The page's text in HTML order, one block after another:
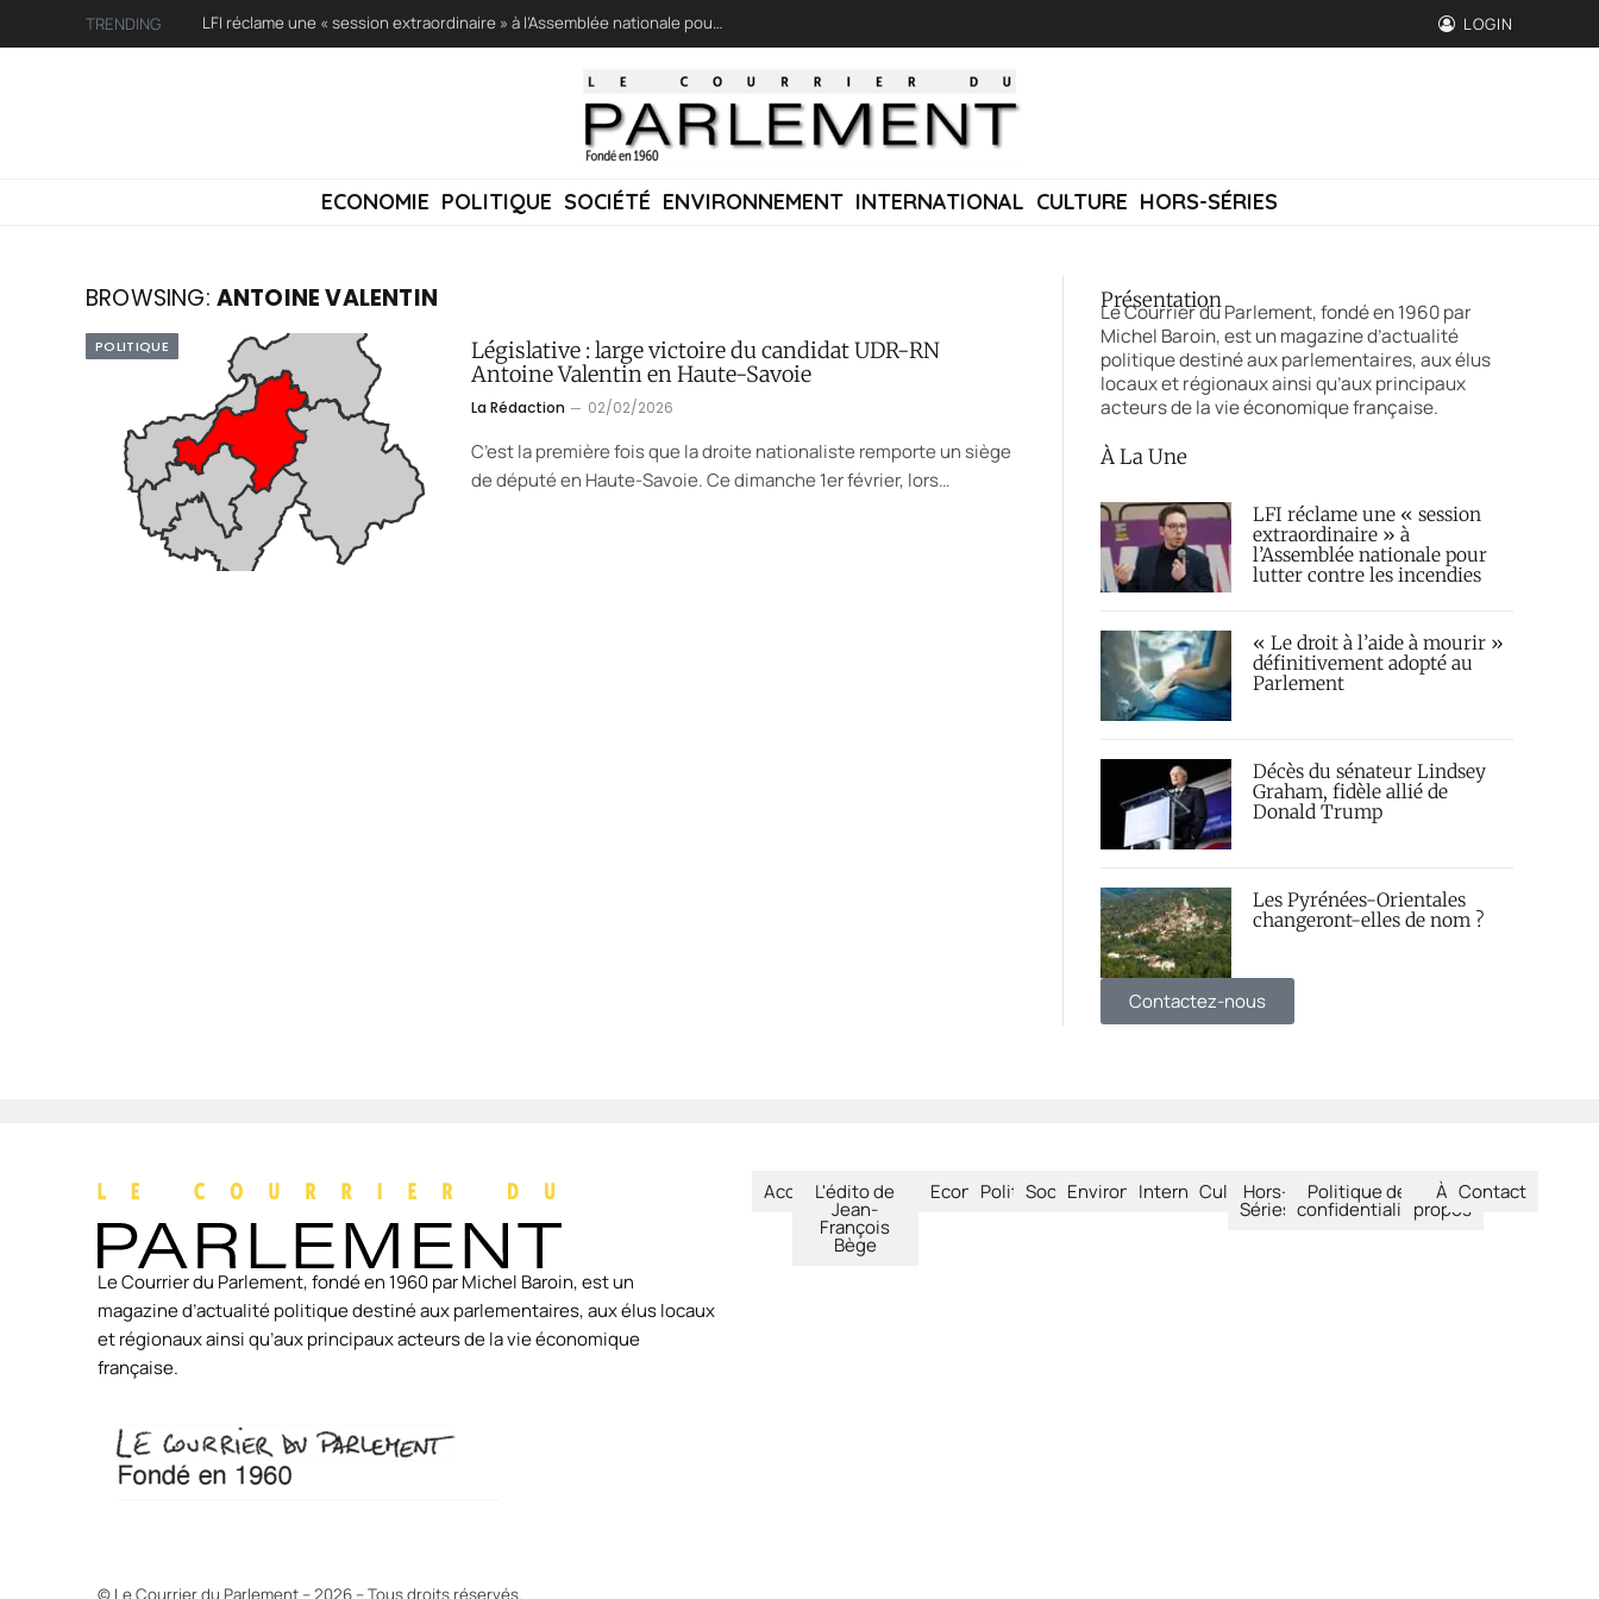
TRENDING LFI réclame une « session extraordinaire » à l’Assemblée nationale pour lutter contre les incendies LOGIN
ECONOMIE POLITIQUE SOCIÉTÉ ENVIRONNEMENT INTERNATIONAL CULTURE HORS-SÉRIES
BROWSING: ANTOINE VALENTIN
POLITIQUE
Législative : large victoire du candidat UDR-RN
Antoine Valentin en Haute-Savoie
La Rédaction 02/02/2026
C’est la première fois que la droite nationaliste remporte un siège
de député en Haute-Savoie. Ce dimanche 1er février, lors…
Présentation
Le Courrier du Parlement, fondé en 1960 par
Michel Baroin, est un magazine d’actualité
politique destiné aux parlementaires, aux élus
locaux et régionaux ainsi qu’aux principaux
acteurs de la vie économique française.
À La Une
LFI réclame une « session
extraordinaire » à
l’Assemblée nationale pour
lutter contre les incendies
« Le droit à l’aide à mourir »
définitivement adopté au
Parlement
Décès du sénateur Lindsey
Graham, fidèle allié de
Donald Trump
Les Pyrénées-Orientales
changeront-elles de nom ?
Contactez-nous
Le Courrier du Parlement, fondé en 1960 par Michel Baroin, est un
magazine d’actualité politique destiné aux parlementaires, aux élus locaux
et régionaux ainsi qu’aux principaux acteurs de la vie économique
française.
AccueilL'édito de
Jean-
François
Bège
EconomiePolitiqueSociétéEnvironnementInternational
CultureHors-
Séries
Politique de
confidentialité
À
propos
Contact
© Le Courrier du Parlement – 2026 – Tous droits réservés.